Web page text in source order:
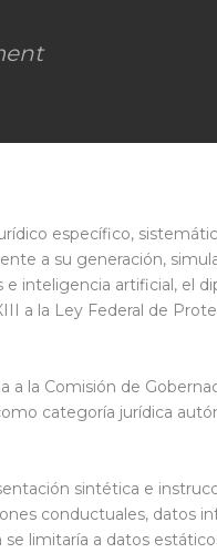
específico,
a su generación,
inteligencia artificial, el
a la Ley Federal de
a la Comisión de
categoría jurídica
sintética e
conductuales, datos
se limitaría a datos